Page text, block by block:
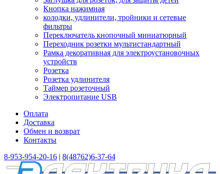
Кнопка нажимная
колодки, удлинители, тройники и сетевые
фильтры
Переключатель кнопочный миниатюрный
Переходник розетки мультистандартный
Рамка декоративная для электроустановочных
устройств
Розетка
Розетка удлинителя
Таймер розеточный
Электропитание USB
Оплата
Доставка
Обмен и возврат
Контакты
8-953-954-20-16 | 8(48762)6-37-64